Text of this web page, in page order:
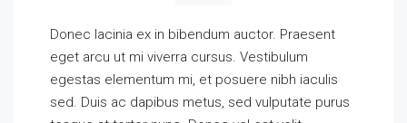
Donec lacinia ex in bibendum auctor. Praesent
eget arcu ut mi viverra cursus. Vestibulum
egestas elementum mi, et posuere nibh iaculis
sed. Duis ac dapibus metus, sed vulputate purus